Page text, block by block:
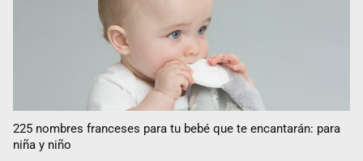
225 nombres franceses para tu bebé que te encantarán: para
niña y niño